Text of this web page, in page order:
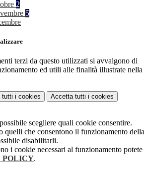
2
5
terzi da questo utilizzati si avvalgono di
ed utili alle finalità illustrate nella
tutti i cookies Accetta tutti i cookies
scegliere quali cookie consentire.
quelli che consentono il funzionamento della
disabilitarli.
i cookie necessari al funzionamento potete
POLICY.